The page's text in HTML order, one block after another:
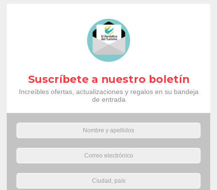
Suscríbete a nuestro boletín
Increíbles ofertas, actualizaciones y regalos en su bandeja
de entrada